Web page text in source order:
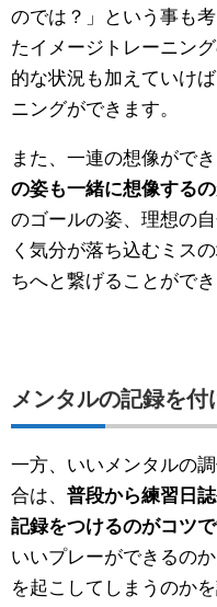
のでは？」という事も
たイメージトレーニン
的な状況も加えていけ
ニングができます。
また、一連の想像ができ
の姿も一緒に想像する
のゴールの姿、理想の
く気分が落ち込むミス
ちへと繋げることができ
メンタルの記録を付
一方、いいメンタルの
合は、 普段から練習日
記録をつけるのがコツ
いいプレーができるの
を起こしてしまうのか